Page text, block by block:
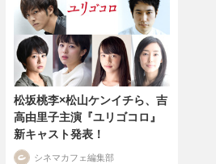
松坂桃李×松山ケンイチら、吉
高由里子主演『ユリゴコロ』
新キャスト発表！
シネマカフェ編集部